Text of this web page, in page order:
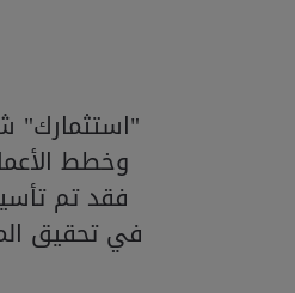
"استثمارك"
وخطط
فقد تم
في تحقيق